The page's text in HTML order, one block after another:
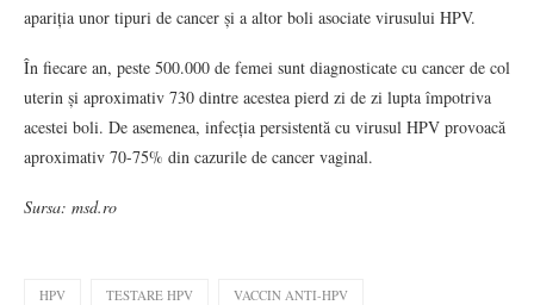
apariția unor tipuri de cancer și a altor boli asociate virusului HPV.
În fiecare an, peste 500.000 de femei sunt diagnosticate cu cancer de col
uterin și aproximativ 730 dintre acestea pierd zi de zi lupta împotriva
acestei boli. De asemenea, infecția persistentă cu virusul HPV provoacă
aproximativ 70-75% din cazurile de cancer vaginal.
Sursa: msd.ro
HPV TESTARE HPV VACCIN ANTI-HPV